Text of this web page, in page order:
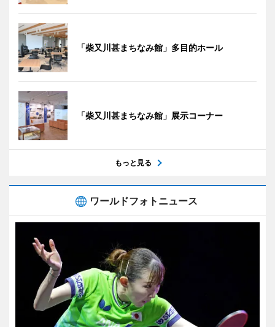
「柴又川甚まちなみ館」多目的ホール
「柴又川甚まちなみ館」展示コーナー
もっと見る
ワールドフォトニュース